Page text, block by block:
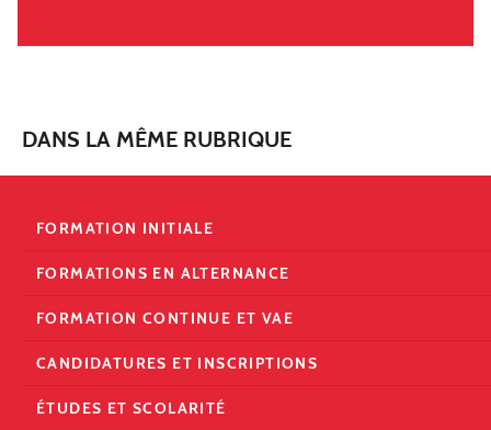
DANS LA MÊME RUBRIQUE
FORMATION INITIALE
FORMATIONS EN ALTERNANCE
FORMATION CONTINUE ET VAE
CANDIDATURES ET INSCRIPTIONS
ÉTUDES ET SCOLARITÉ